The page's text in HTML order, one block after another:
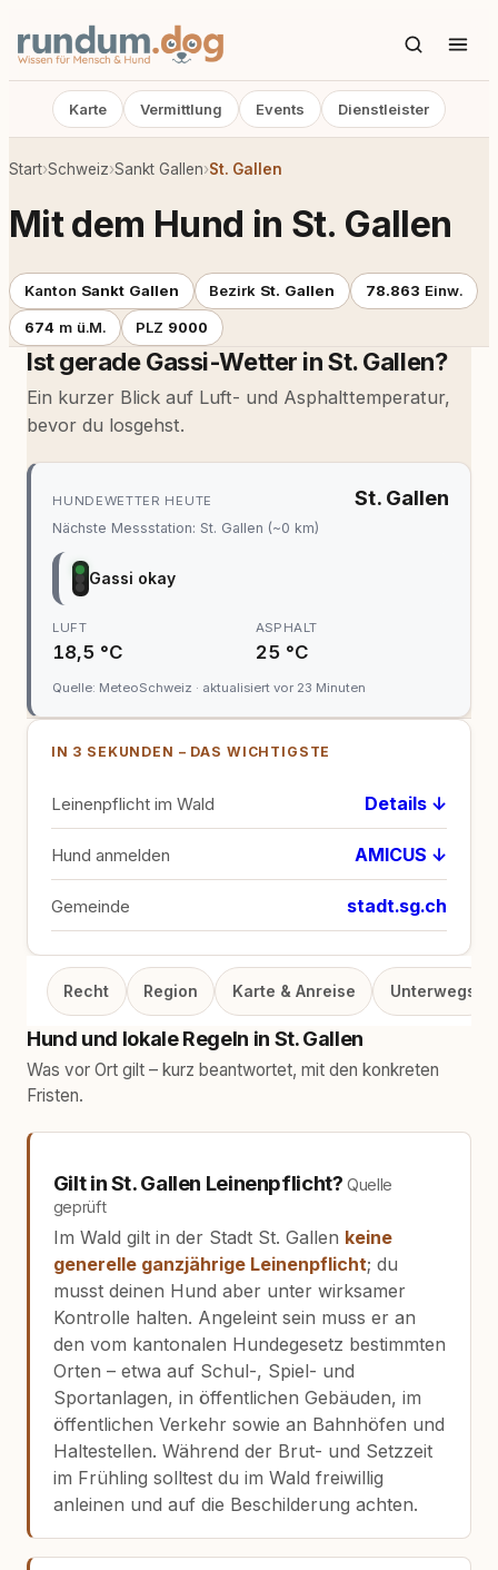
Karte Vermittlung Events Dienstleister
Start›Schweiz›Sankt Gallen›St. Gallen
Mit dem Hund in St. Gallen
Kanton Sankt Gallen Bezirk St. Gallen 78.863 Einw.
674m ü.M. PLZ 9000
Ist gerade Gassi-Wetter in St. Gallen?
Ein kurzer Blick auf Luft- und Asphalttemperatur,
bevor du losgehst.
HUNDEWETTER HEUTE St. Gallen
Nächste Messstation: St. Gallen (~0 km)
Gassi okay
LUFT
18,5 °C
ASPHALT
25 °C
Quelle: MeteoSchweiz · aktualisiert vor 23 Minuten
IN 3 SEKUNDEN – DAS WICHTIGSTE
Leinenpflicht im Wald Details ↓
Hund anmelden AMICUS ↓
Gemeinde stadt.sg.ch
Recht Region Karte & Anreise Unterwegs
Hund und lokale Regeln in St. Gallen
Was vor Ort gilt – kurz beantwortet, mit den konkreten
Fristen.
Gilt in St. Gallen Leinenpflicht?Quelle
geprüft
Im Wald gilt in der Stadt St. Gallen keine
generelle ganzjährige Leinenpflicht; du
musst deinen Hund aber unter wirksamer
Kontrolle halten. Angeleint sein muss er an
den vom kantonalen Hundegesetz bestimmten
Orten – etwa auf Schul-, Spiel- und
Sportanlagen, in öffentlichen Gebäuden, im
öffentlichen Verkehr sowie an Bahnhöfen und
Haltestellen. Während der Brut- und Setzzeit
im Frühling solltest du im Wald freiwillig
anleinen und auf die Beschilderung achten.